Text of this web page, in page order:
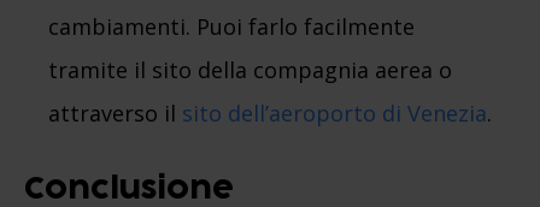
cambiamenti. Puoi farlo facilmente
tramite il sito della compagnia aerea o
attraverso il sito dell’aeroporto di Venezia.
Conclusione